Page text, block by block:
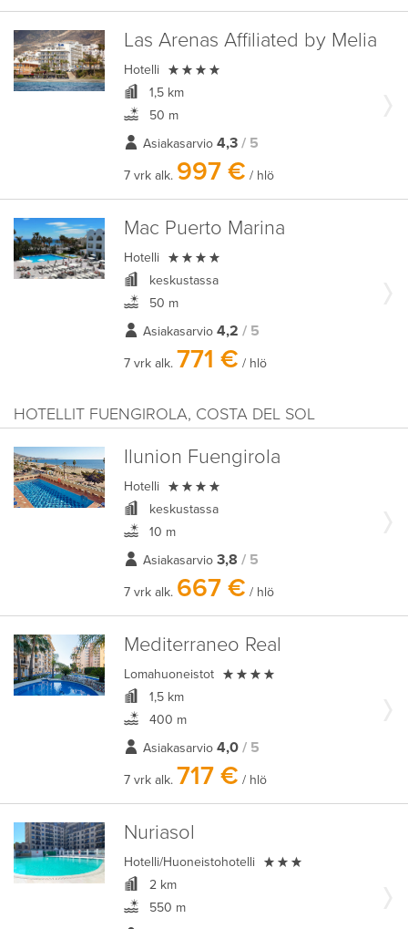
Las Arenas Affiliated by Melia
Hotelli 
1,5 km
50 m
Asiakasarvio 4,3 / 5
7 vrk alk. 997 € / hlö
Mac Puerto Marina
Hotelli 
keskustassa
50 m
Asiakasarvio 4,2 / 5
7 vrk alk. 771 € / hlö
HOTELLIT FUENGIROLA, COSTA DEL SOL
Ilunion Fuengirola
Hotelli 
keskustassa
10 m
Asiakasarvio 3,8 / 5
7 vrk alk. 667 € / hlö
Mediterraneo Real
Lomahuoneistot 
1,5 km
400 m
Asiakasarvio 4,0 / 5
7 vrk alk. 717 € / hlö
Nuriasol
Hotelli/Huoneistohotelli 
2 km
550 m